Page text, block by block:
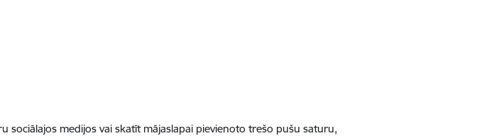
sociālajos medijos vai skatīt mājaslapai pievienoto trešo pušu saturu,